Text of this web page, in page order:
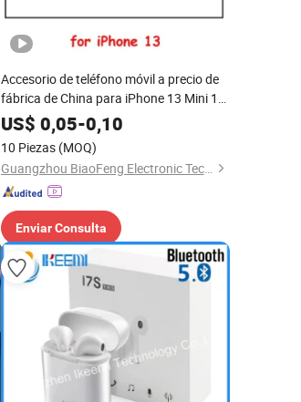
Accesorio de teléfono móvil a precio de
fábrica de China para iPhone 13 Mini 13
PRO Max bandeja SIM, piezas de
teléfono móvil bandeja SIM para iPhone
US$ 0,05-0,10
10 Piezas (MOQ)
Guangzhou BiaoFeng Electronic Technology Co., Ltd.
Enviar Consulta